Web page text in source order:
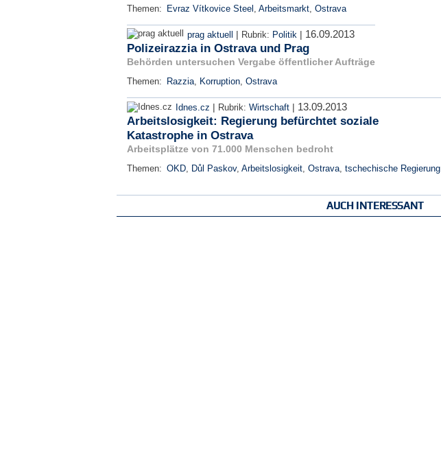
Themen: Evraz Vítkovice Steel , Arbeitsmarkt, Ostrava
prag aktuell | Rubrik: Politik | 16.09.2013
Polizeirazzia in Ostrava und Prag
Behörden untersuchen Vergabe öffentlicher Aufträge
Themen: Razzia, Korruption, Ostrava
Idnes.cz | Rubrik: Wirtschaft | 13.09.2013
Arbeitslosigkeit: Regierung befürchtet soziale
Katastrophe in Ostrava
Arbeitsplätze von 71.000 Menschen bedroht
Themen: OKD, Důl Paskov, Arbeitslosigkeit, Ostrava, tschechische Regierung
AUCH INTERESSANT